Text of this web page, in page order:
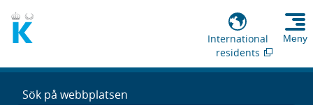
International
residents
Meny
Sök på webbplatsen